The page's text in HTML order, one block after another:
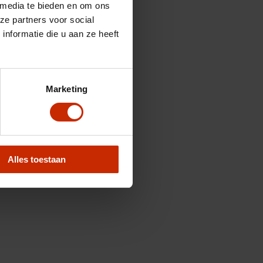
te bieden en om ons
partners voor social
die u aan ze heeft
Marketing
Alles toestaan